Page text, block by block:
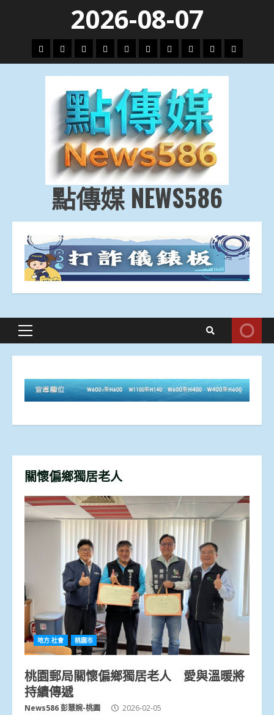
content
2026-08-07
頭
條
財
經
地
方.
會
文
教.
技
專
題
娛
樂
劇
政
治
國
際
運
動
生
活
點傳媒 NEWS586
Primary
關懷偏鄉獨居老人
地方.社會 桃園市
桃園郵局關懷偏鄉獨居老人 愛與溫暖將
持續傳遞
News586 彭慧婉-桃園 2026-02-05